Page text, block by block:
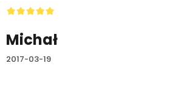
Michał
2017-03-19